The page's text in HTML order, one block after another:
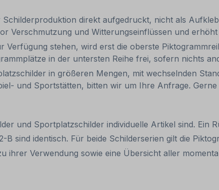
Schilderproduktion direkt aufgedruckt, nicht als
Verschmutzung und Witterungseinflüssen und
Verfügung stehen, wird erst die oberste
in der untersten Reihe frei, sofern nichts
in größeren Mengen, mit wechselnden
und Sportstätten, bitten wir um Ihre Anfrage.
und Sportplatzschilder individuelle Artikel sind. Ein
sind identisch. Für beide Schilderserien gilt die
ihrer Verwendung sowie eine Übersicht aller